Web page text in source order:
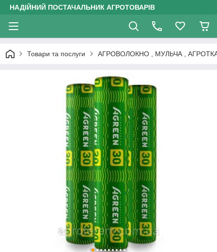
НАДІЙНИЙ ПОСТАЧАЛЬНИК АГРОТОВАРІВ
Товари та послуги АГРОВОЛОКНО , МУЛЬЧА ,